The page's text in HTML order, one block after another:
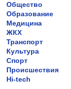
Общество
Образование
Медицина
ЖКХ
Транспорт
Культура
Спорт
Происшествия
Hi-tech